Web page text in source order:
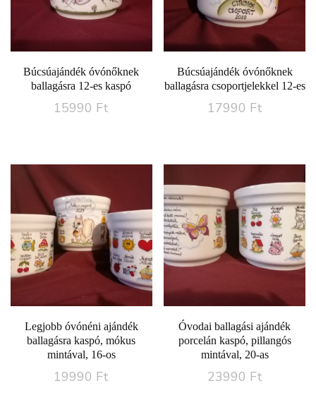
Búcsúajándék óvónőknek
ballagásra 12-es kaspó
15990 Ft
Búcsúajándék óvónőknek
ballagásra csoportjelekkel 12-es
17990 Ft
Legjobb óvónéni ajándék
ballagásra kaspó, mókus
mintával, 16-os
19990 Ft
Óvodai ballagási ajándék
porcelán kaspó, pillangós
mintával, 20-as
23990 Ft